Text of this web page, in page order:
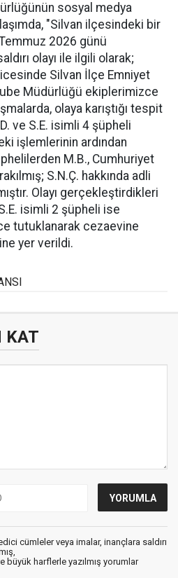
sosyal medya
"Silvan ilçesindeki bir
2026 günü
olayı ile ilgili olarak;
Silvan İlçe Emniyet
Müdürlüğü ekiplerimizce
olaya karıştığı tespit
ve S.E. isimli 4 şüpheli
işlemlerinin ardından
M.B., Cumhuriyet
S.N.Ç. hakkında adli
Olayı gerçekleştirdikleri
isimli 2 şüpheli ise
tutuklanarak cezaevine
yer verildi.
KAT
cümleler veya imalar, inançlara saldırı
büyük harflerle yazılmış yorumlar